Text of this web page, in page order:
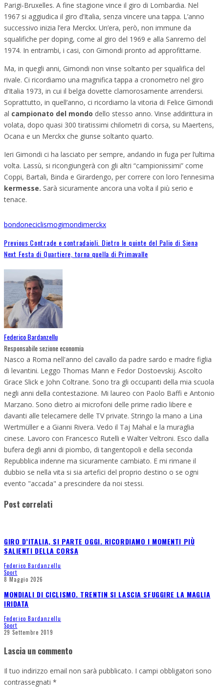
Parigi-Bruxelles. A fine stagione vince il giro di Lombardia. Nel
1967 si aggiudica il giro d’Italia, senza vincere una tappa. L’anno
successivo inizia l’era Merckx. Un’era, però, non immune da
squalifiche per doping, come al giro del 1969 e alla Sanremo del
1974. In entrambi, i casi, con Gimondi pronto ad approfittarne.
Ma, in quegli anni, Gimondi non vinse soltanto per squalifica del
rivale. Ci ricordiamo una magnifica tappa a cronometro nel giro
d’Italia 1973, in cui il belga dovette clamorosamente arrendersi.
Soprattutto, in quell’anno, ci ricordiamo la vitoria di Felice Gimondi
al campionato del mondo dello stesso anno. Vinse addirittura in
volata, dopo quasi 300 tiratissimi chilometri di corsa, su Maertens,
Ocana e un Merckx che giunse soltanto quarto.
Ieri Gimondi ci ha lasciato per sempre, andando in fuga per l’ultima
volta. Lassù, si ricongiungerà con gli altri “campionissimi” come
Coppi, Bartali, Binda e Girardengo, per correre con loro l’ennesima
kermesse. Sarà sicuramente ancora una volta il più serio e
tenace.
bondoneciclismogimondimerckx
Previous Contrade e contradaioli. Dietro le quinte del Palio di Siena
Next Festa di Quartiere, torna quella di Primavalle
Federico Bardanzellu
Responsabile sezione economia
Nasco a Roma nell'anno del cavallo da padre sardo e madre figlia
di levantini. Leggo Thomas Mann e Fedor Dostoevskij. Ascolto
Grace Slick e John Coltrane. Sono tra gli occupanti della mia scuola
negli anni della contestazione. Mi laureo con Paolo Baffi e Antonio
Marzano. Sono dietro ai microfoni delle prime radio libere e
davanti alle telecamere delle TV private. Stringo la mano a Lina
Wertmüller e a Gianni Rivera. Vedo il Taj Mahal e la muraglia
cinese. Lavoro con Francesco Rutelli e Walter Veltroni. Esco dalla
bufera degli anni di piombo, di tangentopoli e della seconda
Repubblica indenne ma sicuramente cambiato. E mi rimane il
dubbio se nella vita si sia artefici del proprio destino o se ogni
evento "accada" a prescindere da noi stessi.
Post correlati
GIRO D’ITALIA, SI PARTE OGGI. RICORDIAMO I MOMENTI PIÙ
SALIENTI DELLA CORSA
Federico Bardanzellu
Sport
8 Maggio 2026
MONDIALI DI CICLISMO. TRENTIN SI LASCIA SFUGGIRE LA MAGLIA
IRIDATA
Federico Bardanzellu
Sport
29 Settembre 2019
Lascia un commento
Il tuo indirizzo email non sarà pubblicato. I campi obbligatori sono
contrassegnati *